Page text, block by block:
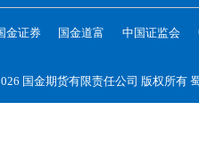
金证券 国金道富 中国证监会
国金期货有限责任公司 版权所有